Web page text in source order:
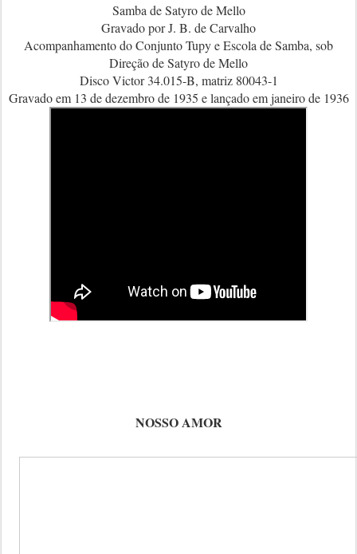
Samba de Satyro de Mello
Gravado por J. B. de Carvalho
Acompanhamento do Conjunto Tupy e Escola de Samba, sob
Direção de Satyro de Mello
Disco Victor 34.015-B, matriz 80043-1
Gravado em 13 de dezembro de 1935 e lançado em janeiro de 1936
NOSSO AMOR